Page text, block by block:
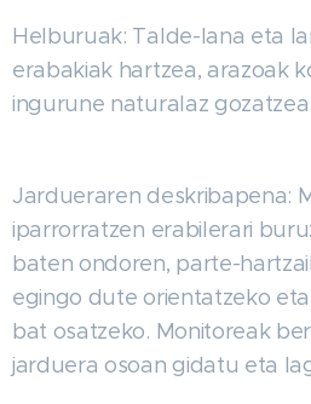
Helburuak: Talde-lana eta
erabakiak hartzea, arazoak
ingurune naturalaz gozatzea.
Jardueraren deskribapena:
iparrorratzen erabilerari
baten ondoren, parte-
egingo dute orientatzeko
bat osatzeko. Monitoreak
jarduera osoan gidatu eta